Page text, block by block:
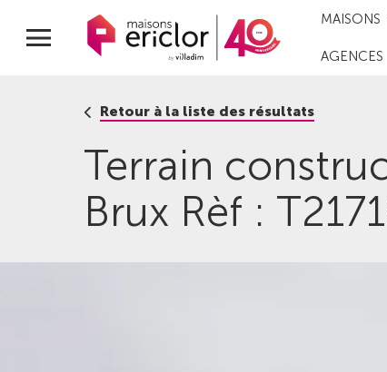
MAISONS
AGENCES
Retour à la liste des résultats
Terrain
Brux Rèf :